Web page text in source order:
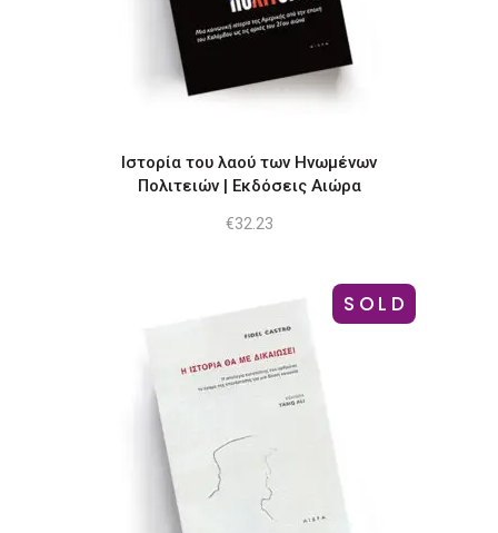
Ιστορία του λαού των Ηνωμένων
Πολιτειών | Εκδόσεις Αιώρα
€32.23
SOLD